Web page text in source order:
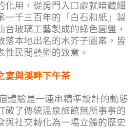
化用，從房門入口處就暗藏細
一千三百年的「白石和紙」製
台玻璃工藝製成的綠色圓盤，
落本地出名的木芥子圖案，皆
性民間藝術的致意。
宴與溪畔下午茶
體驗是一連串精準設計的動態
破了傳統溫泉旅館無所事事的
與社交轉化為一場立體的歷史